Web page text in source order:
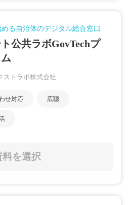
る自治体のデジタル総合窓口
公共ラボGovTechプ
ストラボ株式会社
せ対応 広聴
料を選択